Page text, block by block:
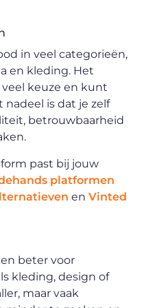
in veel categorieën,
en kleding. Het
keuze en kunt
nadeel is dat je zelf
betrouwbaarheid
past bij jouw
platformen
enVinted
beter voor
kleding, design of
maar vaak